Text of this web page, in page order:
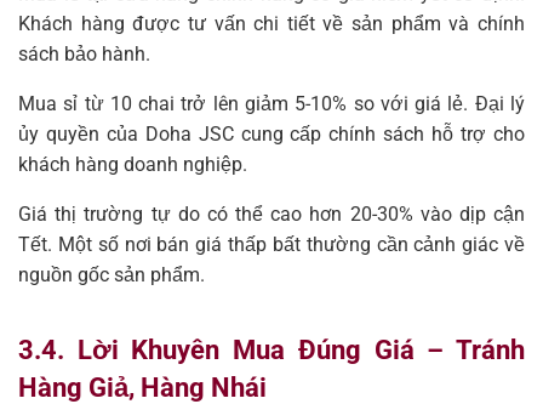
Khách hàng được tư vấn chi tiết về sản phẩm và chính
sách bảo hành.
Mua sỉ từ 10 chai trở lên giảm 5-10% so với giá lẻ. Đại lý
ủy quyền của Doha JSC cung cấp chính sách hỗ trợ cho
khách hàng doanh nghiệp.
Giá thị trường tự do có thể cao hơn 20-30% vào dịp cận
Tết. Một số nơi bán giá thấp bất thường cần cảnh giác về
nguồn gốc sản phẩm.
3.4. Lời Khuyên Mua Đúng Giá – Tránh
Hàng Giả, Hàng Nhái